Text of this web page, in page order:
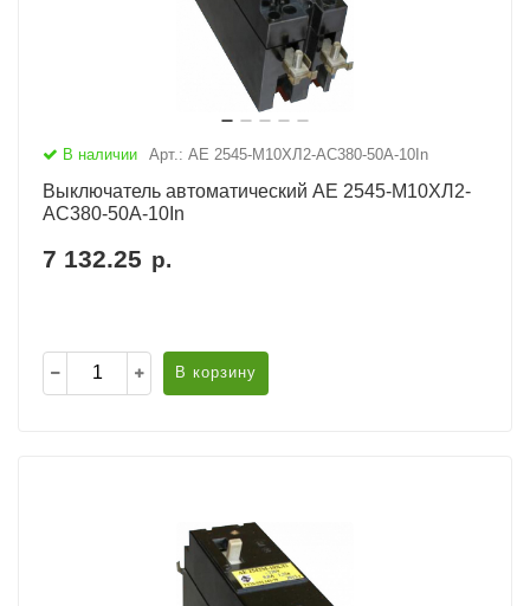
В наличии Арт.: АЕ 2545-М10ХЛ2-AC380-50А-10In
Выключатель автоматический АЕ 2545-М10ХЛ2-
AC380-50А-10In
7 132.25 р.
В корзину